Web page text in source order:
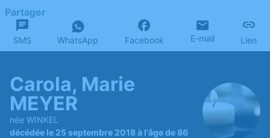
Partager
SMS WhatsApp Facebook E-mail Lien
Carola, Marie
MEYER
née WINKEL
décédée le 25 septembre 2018 à l'âge de 86